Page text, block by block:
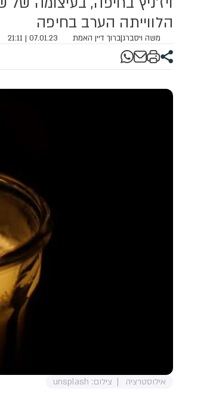
הלווייתה הערב בחיפה
משה ויסברג|ברוך דיין האמת 07.01.23 | 21:11
אילוסטרציה צילום: unsplash